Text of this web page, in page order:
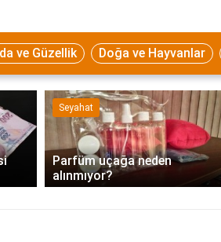
ve Güzellik Doğa ve Hayvanlar
Seyahat
Parfüm uçağa neden
alınmıyor?